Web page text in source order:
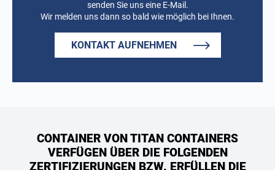
senden Sie uns eine E-Mail.
Wir melden uns dann so bald wie möglich bei Ihnen.
KONTAKT AUFNEHMEN
CONTAINER VON TITAN CONTAINERS
VERFÜGEN ÜBER DIE FOLGENDEN
ZERTIFIZIERUNGEN BZW. ERFÜLLEN DIE